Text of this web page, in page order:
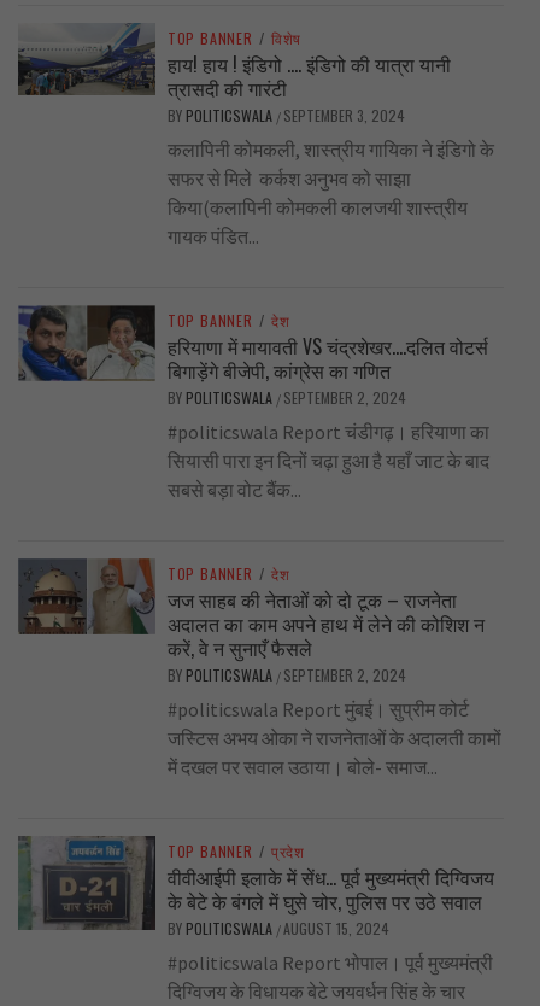
TOP BANNER / विशेष
हाय! हाय ! इंडिगो …. इंडिगो की यात्रा यानी
त्रासदी की गारंटी
BY POLITICSWALA / SEPTEMBER 3, 2024
कलापिनी कोमकली, शास्त्रीय गायिका ने इंडिगो के
सफर से मिले कर्कश अनुभव को साझा
किया(कलापिनी कोमकली कालजयी शास्त्रीय
गायक पंडित...
TOP BANNER / देश
हरियाणा में मायावती VS चंद्रशेखर….दलित वोटर्स
बिगाड़ेंगे बीजेपी, कांग्रेस का गणित
BY POLITICSWALA / SEPTEMBER 2, 2024
#politicswala Report चंडीगढ़। हरियाणा का
सियासी पारा इन दिनों चढ़ा हुआ है यहाँ जाट के बाद
सबसे बड़ा वोट बैंक...
TOP BANNER / देश
जज साहब की नेताओं को दो टूक – राजनेता
अदालत का काम अपने हाथ में लेने की कोशिश न
करें, वे न सुनाएँ फैसले
BY POLITICSWALA / SEPTEMBER 2, 2024
#politicswala Report मुंबई। सुप्रीम कोर्ट
जस्टिस अभय ओका ने राजनेताओं के अदालती कामों
में दखल पर सवाल उठाया। बोले- समाज...
TOP BANNER / प्रदेश
वीवीआईपी इलाके में सेंध… पूर्व मुख्यमंत्री दिग्विजय
के बेटे के बंगले में घुसे चोर, पुलिस पर उठे सवाल
BY POLITICSWALA /AUGUST 15, 2024
#politicswala Report भोपाल। पूर्व मुख्यमंत्री
दिग्विजय के विधायक बेटे जयवर्धन सिंह के चार